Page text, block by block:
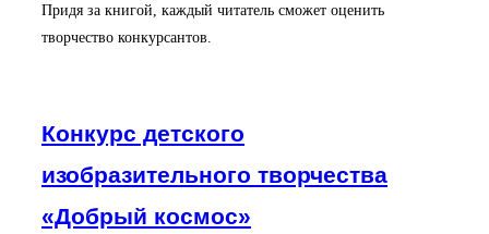
Придя за книгой, каждый читатель сможет оценить
творчество конкурсантов.
Конкурс детского
изобразительного творчества
«Добрый космос»